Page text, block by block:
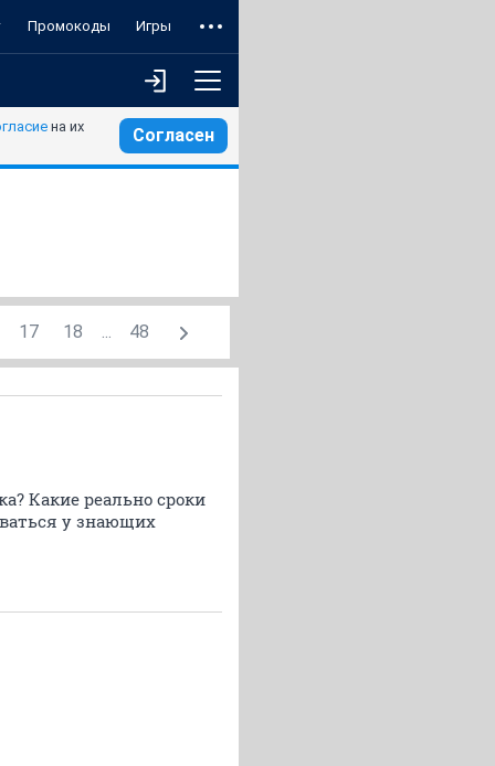
Промокоды Игры
на их Согласен
17 18 ... 48
Какие реально сроки
у знающих